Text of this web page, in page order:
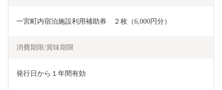
一宮町内宿泊施設利用補助券　２枚（6,000円分）
消費期限/賞味期限
発行日から１年間有効